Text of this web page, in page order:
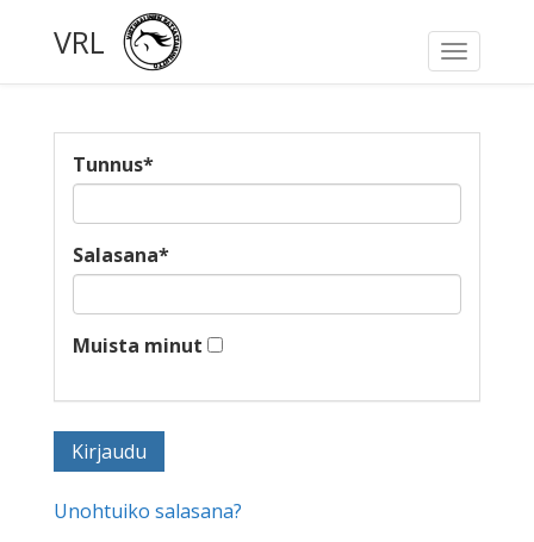
Toggle
VRL
Tunnus*
Salasana*
Muista minut
Unohtuiko salasana?